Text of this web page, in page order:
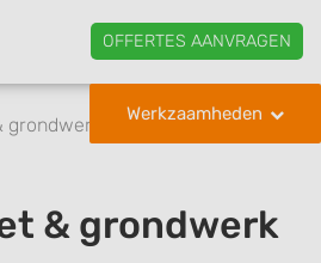
OFFERTES AANVRAGEN
Werkzaamheden
Helden
& grondwerk